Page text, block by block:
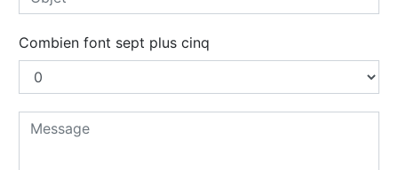
Combien font sept plus cinq